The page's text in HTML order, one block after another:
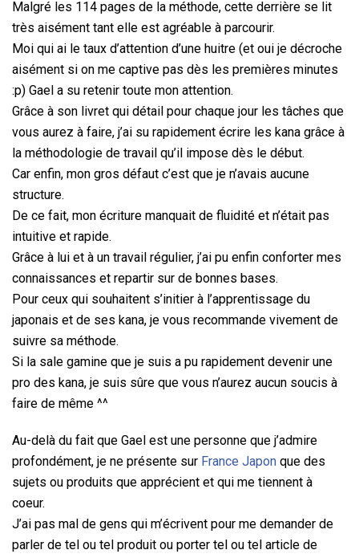
Malgré les 114 pages de la méthode, cette derrière se lit
très aisément tant elle est agréable à parcourir.
Moi qui ai le taux d’attention d’une huitre (et oui je décroche
aisément si on me captive pas dès les premières minutes
:p) Gael a su retenir toute mon attention.
Grâce à son livret qui détail pour chaque jour les tâches que
vous aurez à faire, j’ai su rapidement écrire les kana grâce à
la méthodologie de travail qu’il impose dès le début.
Car enfin, mon gros défaut c’est que je n’avais aucune
structure.
De ce fait, mon écriture manquait de fluidité et n’était pas
intuitive et rapide.
Grâce à lui et à un travail régulier, j’ai pu enfin conforter mes
connaissances et repartir sur de bonnes bases.
Pour ceux qui souhaitent s’initier à l’apprentissage du
japonais et de ses kana, je vous recommande vivement de
suivre sa méthode.
Si la sale gamine que je suis a pu rapidement devenir une
pro des kana, je suis sûre que vous n’aurez aucun soucis à
faire de même ^^
Au-delà du fait que Gael est une personne que j’admire
profondément, je ne présente sur France Japon que des
sujets ou produits que apprécient et qui me tiennent à
coeur.
J’ai pas mal de gens qui m’écrivent pour me demander de
parler de tel ou tel produit ou porter tel ou tel article de